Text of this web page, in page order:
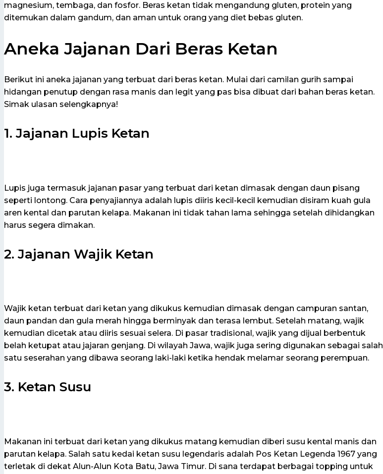
magnesium, tembaga, dan fosfor. Beras ketan tidak mengandung gluten, protein yang
ditemukan dalam gandum, dan aman untuk orang yang diet bebas gluten.
Aneka Jajanan Dari Beras Ketan
Berikut ini aneka jajanan yang terbuat dari beras ketan. Mulai dari camilan gurih sampai
hidangan penutup dengan rasa manis dan legit yang pas bisa dibuat dari bahan beras ketan.
Simak ulasan selengkapnya!
1. Jajanan Lupis Ketan
Lupis juga termasuk jajanan pasar yang terbuat dari ketan dimasak dengan daun pisang
seperti lontong. Cara penyajiannya adalah lupis diiris kecil-kecil kemudian disiram kuah gula
aren kental dan parutan kelapa. Makanan ini tidak tahan lama sehingga setelah dihidangkan
harus segera dimakan.
2. Jajanan Wajik Ketan
Wajik ketan terbuat dari ketan yang dikukus kemudian dimasak dengan campuran santan,
daun pandan dan gula merah hingga berminyak dan terasa lembut. Setelah matang, wajik
kemudian dicetak atau diiris sesuai selera. Di pasar tradisional, wajik yang dijual berbentuk
belah ketupat atau jajaran genjang. Di wilayah Jawa, wajik juga sering digunakan sebagai salah
satu seserahan yang dibawa seorang laki-laki ketika hendak melamar seorang perempuan.
3. Ketan Susu
Makanan ini terbuat dari ketan yang dikukus matang kemudian diberi susu kental manis dan
parutan kelapa. Salah satu kedai ketan susu legendaris adalah Pos Ketan Legenda 1967 yang
terletak di dekat Alun-Alun Kota Batu, Jawa Timur. Di sana terdapat berbagai topping untuk